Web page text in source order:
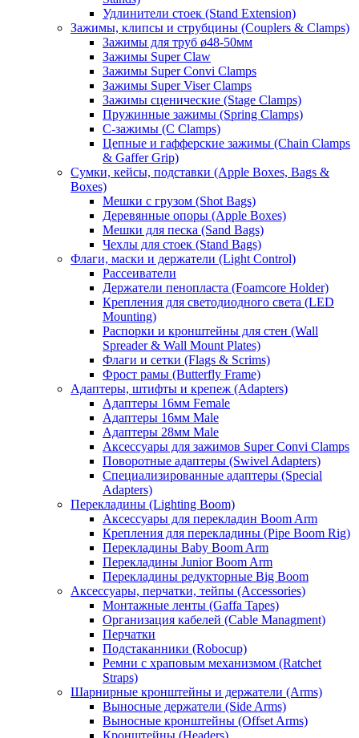
Удлинители стоек (Stand Extension)
Зажимы, клипсы и струбцины (Couplers & Clamps)
Зажимы для труб ø48-50мм
Зажимы Super Claw
Зажимы Super Convi Clamps
Зажимы Super Viser Clamps
Зажимы сценические (Stage Clamps)
Пружинные зажимы (Spring Clamps)
С-зажимы (C Clamps)
Цепные и гафферские зажимы (Chain Clamps
& Gaffer Grip)
Сумки, кейсы, подставки (Apple Boxes, Bags &
Boxes)
Мешки с грузом (Shot Bags)
Деревянные опоры (Apple Boxes)
Мешки для песка (Sand Bags)
Чехлы для стоек (Stand Bags)
Флаги, маски и держатели (Light Control)
Рассеиватели
Держатели пенопласта (Foamcore Holder)
Крепления для светодиодного света (LED
Mounting)
Распорки и кронштейны для стен (Wall
Spreader & Wall Mount Plates)
Флаги и сетки (Flags & Scrims)
Фрост рамы (Butterfly Frame)
Адаптеры, штифты и крепеж (Adapters)
Адаптеры 16мм Female
Адаптеры 16мм Male
Адаптеры 28мм Male
Аксессуары для зажимов Super Convi Clamps
Поворотные адаптеры (Swivel Adapters)
Специализированные адаптеры (Special
Adapters)
Перекладины (Lighting Boom)
Аксессуары для перекладин Boom Arm
Крепления для перекладины (Pipe Boom Rig)
Перекладины Baby Boom Arm
Перекладины Junior Boom Arm
Перекладины редукторные Big Boom
Аксессуары, перчатки, тейпы (Accessories)
Монтажные ленты (Gaffa Tapes)
Организация кабелей (Cable Managment)
Перчатки
Подстаканники (Robocup)
Ремни с храповым механизмом (Ratchet
Straps)
Шарнирные кронштейны и держатели (Arms)
Выносные держатели (Side Arms)
Выносные кронштейны (Offset Arms)
Кронштейны (Headers)